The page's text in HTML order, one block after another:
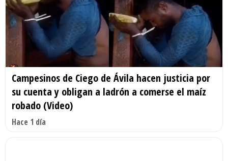
Campesinos de Ciego de Ávila hacen justicia por
su cuenta y obligan a ladrón a comerse el maíz
robado (Video)
Hace 1 día